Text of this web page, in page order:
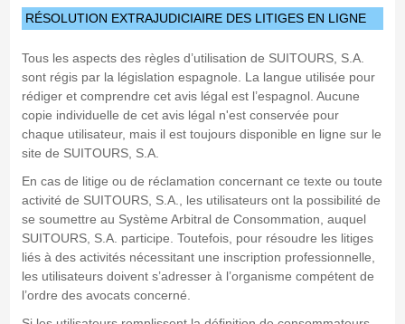
RÉSOLUTION EXTRAJUDICIAIRE DES LITIGES EN LIGNE
Tous les aspects des règles d’utilisation de SUITOURS, S.A.
sont régis par la législation espagnole. La langue utilisée pour
rédiger et comprendre cet avis légal est l’espagnol. Aucune
copie individuelle de cet avis légal n'est conservée pour
chaque utilisateur, mais il est toujours disponible en ligne sur le
site de SUITOURS, S.A.
En cas de litige ou de réclamation concernant ce texte ou toute
activité de SUITOURS, S.A., les utilisateurs ont la possibilité de
se soumettre au Système Arbitral de Consommation, auquel
SUITOURS, S.A. participe. Toutefois, pour résoudre les litiges
liés à des activités nécessitant une inscription professionnelle,
les utilisateurs doivent s’adresser à l’organisme compétent de
l’ordre des avocats concerné.